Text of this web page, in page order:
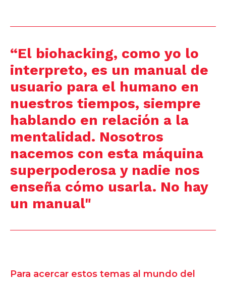
“El biohacking, como yo lo
interpreto, es un manual de
usuario para el humano en
nuestros tiempos, siempre
hablando en relación a la
mentalidad. Nosotros
nacemos con esta máquina
superpoderosa y nadie nos
enseña cómo usarla. No hay
un manual"
Para acercar estos temas al mundo del